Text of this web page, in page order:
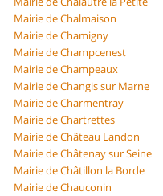
Mairie de Chalmaison
Mairie de Chamigny
Mairie de Champcenest
Mairie de Champeaux
Mairie de Changis sur Marne
Mairie de Charmentray
Mairie de Chartrettes
Mairie de Château Landon
Mairie de Châtenay sur Seine
Mairie de Châtillon la Borde
Mairie de Chauconin